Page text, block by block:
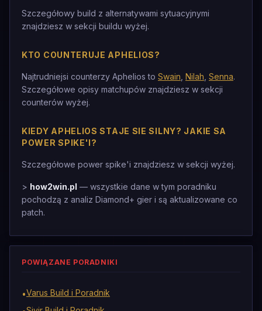
Szczegółowy build z alternatywami sytuacyjnymi
znajdziesz w sekcji buildu wyżej.
KTO COUNTERUJE APHELIOS?
Najtrudniejsi counterzy Aphelios to Swain Nilah Senna.
Szczegółowe opisy matchupów znajdziesz w sekcji
counterów wyżej.
KIEDY APHELIOS STAJE SIE SILNY? JAKIE SA
POWER SPIKE'I?
Szczegółowe power spike'i znajdziesz w sekcji wyżej.
> how2win.pl — wszystkie dane w tym poradniku
pochodzą z analiz Diamond+ gier i są aktualizowane co
patch.
POWIĄZANE PORADNIKI
•Varus Build i Poradnik